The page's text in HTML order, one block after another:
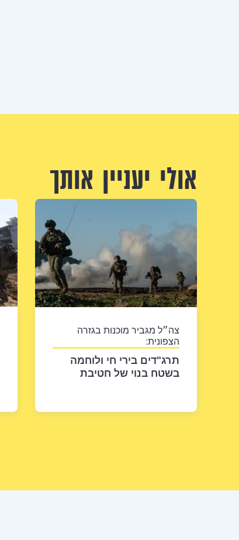
אולי יעניין אותך
צה״ל מגביר מוכנות בגזרה
הצפונית:
תרג"דים בירי חי ולוחמה
בשטח בנוי של חטיבת